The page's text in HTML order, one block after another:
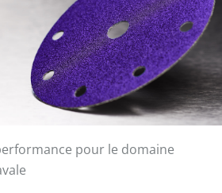
pour le domaine